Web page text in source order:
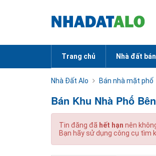
Trang chủ Nhà đất bán
Nhà Đất Alo Bán nhà mặt phố
Bán Khu Nhà Phố
Tin đăng đã hết hạn nên
Bạn hãy sử dụng công cụ tìm